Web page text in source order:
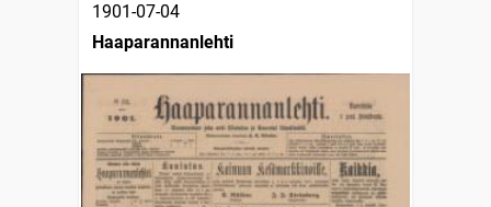
1901-07-04
Haaparannanlehti